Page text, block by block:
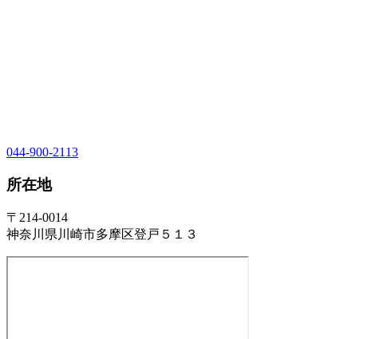
044-900-2113
所在地
〒214-0014
神奈川県川崎市多摩区登戸５１３